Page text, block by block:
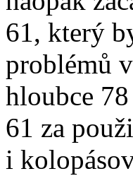
61, který
problémů
hloubce
61 za
i